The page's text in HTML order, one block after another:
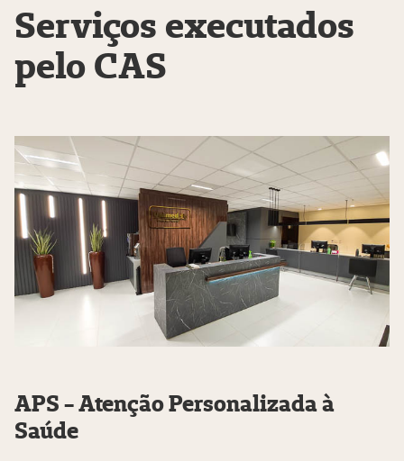
Serviços executados
pelo CAS
APS - Atenção Personalizada à
Saúde